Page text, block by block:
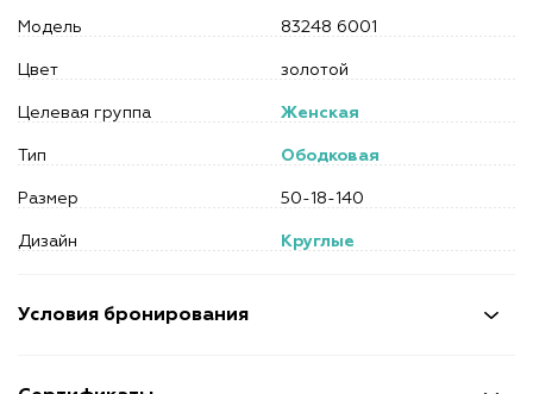
Условия бронирования
Модель 83248 6001
Цвет золотой
Целевая группа Женская
Тип Ободковая
Размер 50-18-140
Дизайн Круглые